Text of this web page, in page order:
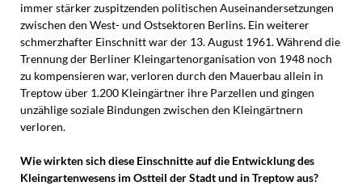
immer stärker zuspitzenden politischen Auseinandersetzungen
zwischen den West- und Ostsektoren Berlins. Ein weiterer
schmerzhafter Einschnitt war der 13. August 1961. Während die
Trennung der Berliner Kleingartenorganisation von 1948 noch
zu kompensieren war, verloren durch den Mauerbau allein in
Treptow über 1.200 Kleingärtner ihre Parzellen und gingen
unzählige soziale Bindungen zwischen den Kleingärtnern
verloren.
Wie wirkten sich diese Einschnitte auf die Entwicklung des
Kleingartenwesens im Ostteil der Stadt und in Treptow aus?